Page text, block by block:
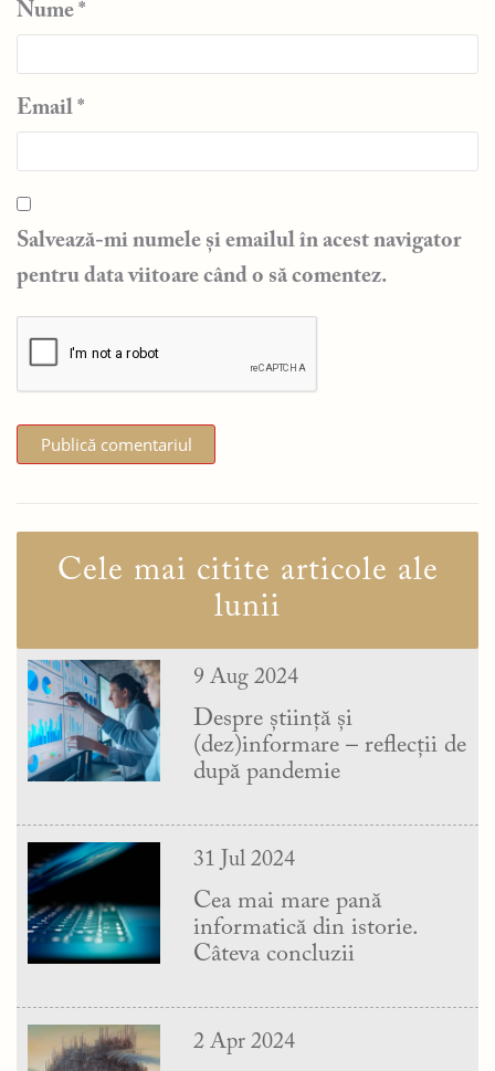
Nume *
Email *
Salvează-mi numele și emailul în acest navigator
pentru data viitoare când o să comentez.
Cele mai citite articole ale
lunii
9 Aug 2024
Despre știință și
(dez)informare – reflecții de
după pandemie
31 Jul 2024
Cea mai mare pană
informatică din istorie.
Câteva concluzii
2 Apr 2024